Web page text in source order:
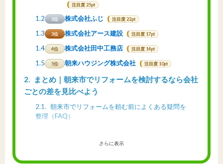
注目度 25pt
1.2 2位 株式会社ふじ 注目度 22pt
1.3 3位 株式会社アース建設 注目度 17pt
1.4 4位 株式会社田中工務店 注目度 14pt
1.5 5位 朝来ハウジング株式会社 注目度 10pt
2
まとめ｜朝来市でリフォームを検討するなら会社
ごとの差を見比べよう
2.1
朝来市でリフォームを頼む前によくある疑問を
整理（FAQ）
さらに表示